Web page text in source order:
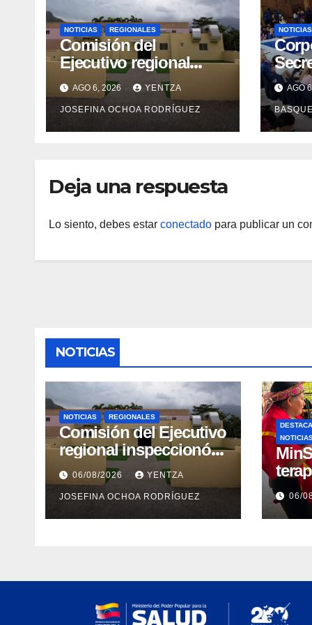
NOTICIAS REGIONALES
Comisión del
Ejecutivo regional
inspeccionó obras de
recuperación en la
Maternidad Integral
Aragua
AGO 6, 2026 YENTZA
JOSEFINA OCHOA RODRÍGUEZ
NOTICIAS
enAGO
Deja una respuesta
Lo siento, debes estar conectado para publicar un
NOTICIAS
NOTICIAS REGIONALES
Comisión del Ejecutivo
regional inspeccionó
obras de recuperación
en la Maternidad
Integral Aragua
06/08/2026 YENTZA
JOSEFINA OCHOA RODRÍGUEZ 06/